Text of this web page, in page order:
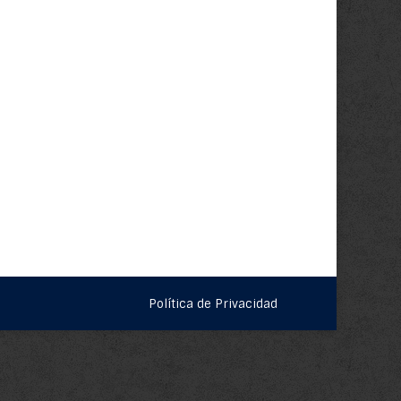
Política de Privacidad